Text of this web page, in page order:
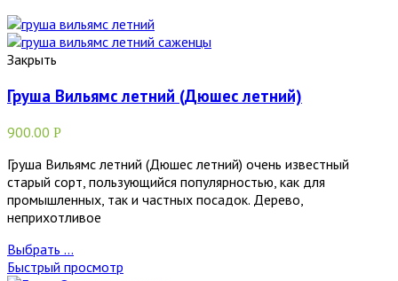
Закрыть
Груша Вильямс летний (Дюшес летний)
900.00 Р
Груша Вильямс летний (Дюшес летний) очень известный
старый сорт, пользующийся популярностью, как для
промышленных, так и частных посадок. Дерево,
неприхотливое
Выбрать ...
Быстрый просмотр